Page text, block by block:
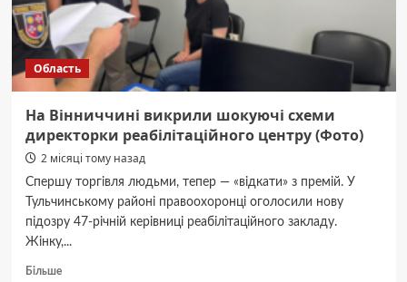
цивільної
дружини
Область
На Вінниччині викрили шокуючі схеми
директорки реабілітаційного центру (Фото)
2 місяці тому назад
Спершу торгівля людьми, тепер — «відкати» з премій. У
Тульчинському районі правоохоронці оголосили нову
підозру 47-річній керівниці реабілітаційного закладу.
Жінку,...
БільшеДокладніше